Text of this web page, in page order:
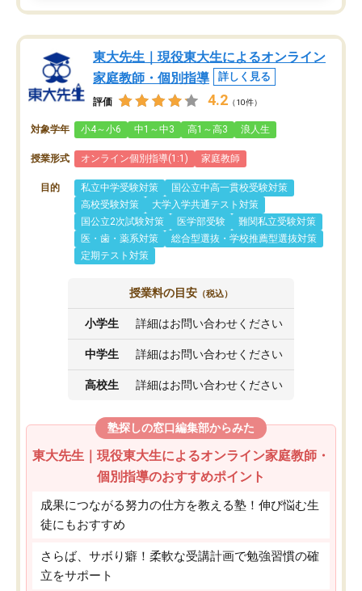
東大先生｜現役東大生によるオンライン
家庭教師・個別指導
詳しく見る
評価 4.2 （10件）
対象学年 小4～小6 中1～中3 高1～高3 浪人生
授業形式 オンライン個別指導(1:1) 家庭教師
目的 私立中学受験対策
国公立中高一貫校受験対策
高校受験対策
大学入学共通テスト対策
国公立2次試験対策
医学部受験
難関私立受験対策
医・歯・薬系対策
総合型選抜・学校推薦型選抜対策
定期テスト対策
授業料の目安 （税込）
小学生 詳細はお問い合わせください
中学生 詳細はお問い合わせください
高校生 詳細はお問い合わせください
塾探しの窓口編集部からみた
東大先生｜現役東大生によるオンライン家庭教師・
個別指導のおすすめポイント
成果につながる努力の仕方を教える塾！伸び悩む生
徒にもおすすめ
さらば、サボり癖！柔軟な受講計画で勉強習慣の確
立をサポート